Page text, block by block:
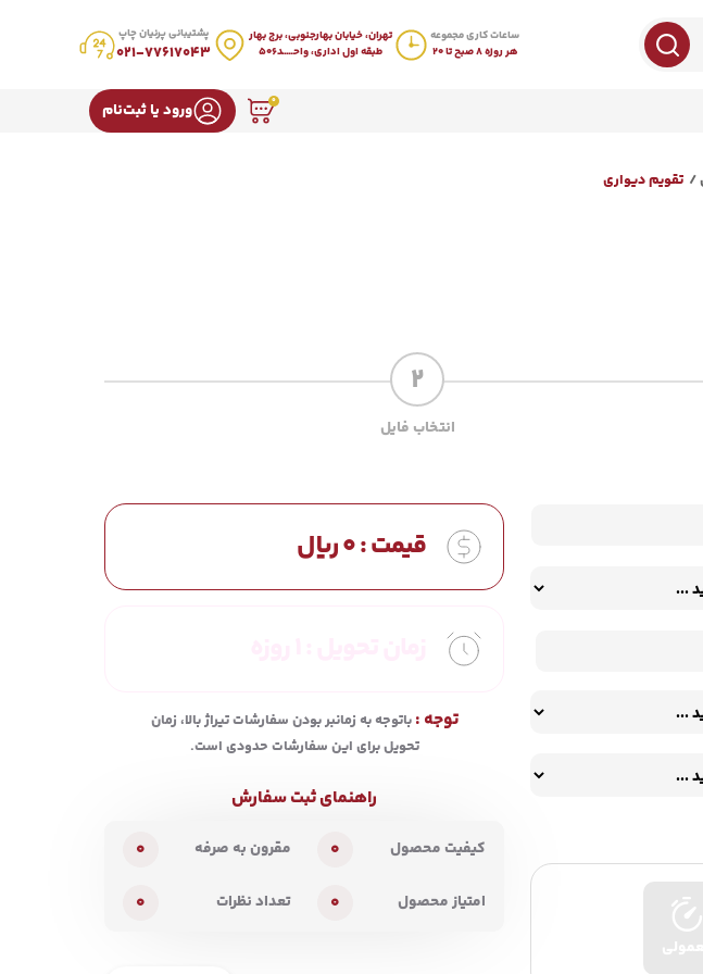
ساعات کاری مجموعه
هر روزه 8 صبح تا 20
تهران، خیابان بهارجنوبی، برج بهار
طبقه اول اداری، واحـــــد506
پشتیبانی پرنیان چاپ
021-77617043
0 ورود یا ثبت‌نام
تقویم دیواری
2
انتخاب فایل
قیمت :0ریال
توجه :باتوجه به زمانبر بودن سفارشات تیراژ بالا، زمان
تحویل برای این سفارشات حدودی است.
راهنمای ثبت سفارش
کیفیت محصول 0 مقرون به صرفه 0
امتیاز محصول 0 تعداد نظرات 0